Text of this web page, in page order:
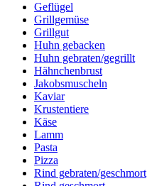
Geflügel
Grillgemüse
Grillgut
Huhn gebacken
Huhn gebraten/gegrillt
Hähnchenbrust
Jakobsmuscheln
Kaviar
Krustentiere
Käse
Lamm
Pasta
Pizza
Rind gebraten/geschmort